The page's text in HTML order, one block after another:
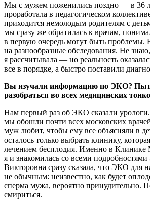
Мы с мужем поженились поздно — в 36
проработала в педагогическом
приходится немолодым родителям с
мы сразу же обратилась к врачам,
в первую очередь могут быть проблемы.
на разнообразные обследования. Не
я рассчитывала — но реальность
все в порядке, а быстро поставили
Вы изучали информацию по ЭКО?
разобраться во всех медицинских
Нам первый раз об ЭКО сказали
мы обошли почти всех московских
муж любит, чтобы ему все объясняли в
осталось только выбрать клинику,
лечением бесплодия. Именно в
я и знакомилась со всеми
Викторовна сразу сказала, что ЭКО для
не обычным: неизвестно, как будет
сперма мужа, вероятно принудительно.
смириться.